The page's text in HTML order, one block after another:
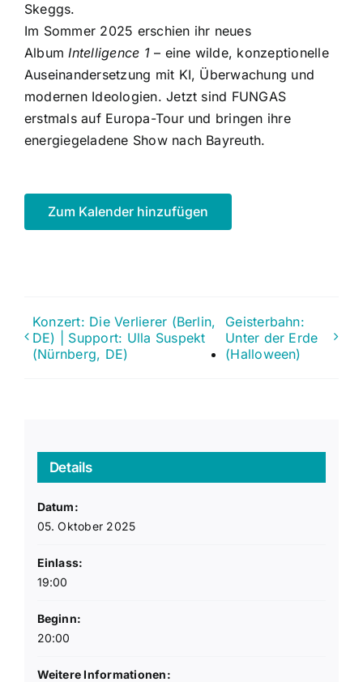
Skeggs.
Im Sommer 2025 erschien ihr neues
AlbumIntelligence 1– eine wilde, konzeptionelle
Auseinandersetzung mit KI, Überwachung und
modernen Ideologien. Jetzt sind FUNGAS
erstmals auf Europa-Tour und bringen ihre
energiegeladene Show nach Bayreuth.
Zum Kalender hinzufügen
Konzert: Die Verlierer (Berlin,
DE) | Support: Ulla Suspekt
(Nürnberg, DE)
Geisterbahn:
Unter der Erde
(Halloween)
Details
Datum:
05. Oktober 2025
Einlass:
19:00
Beginn:
20:00
Weitere Informationen: